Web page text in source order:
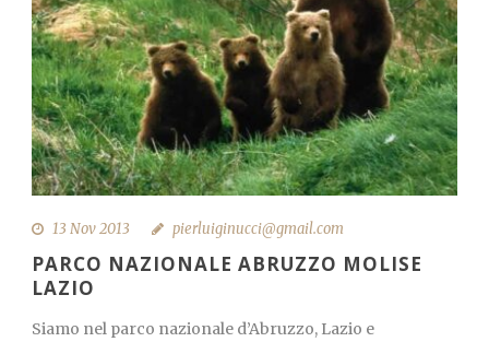
13 Nov 2013 pierluiginucci@gmail.com
PARCO NAZIONALE ABRUZZO MOLISE
LAZIO
Siamo nel parco nazionale d’Abruzzo, Lazio e